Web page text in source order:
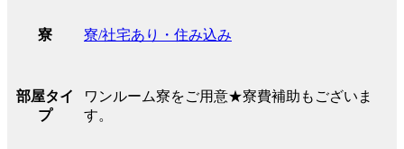
寮 寮/社宅あり・住み込み
部屋タイ
プ
ワンルーム寮をご用意★寮費補助もございま
す。